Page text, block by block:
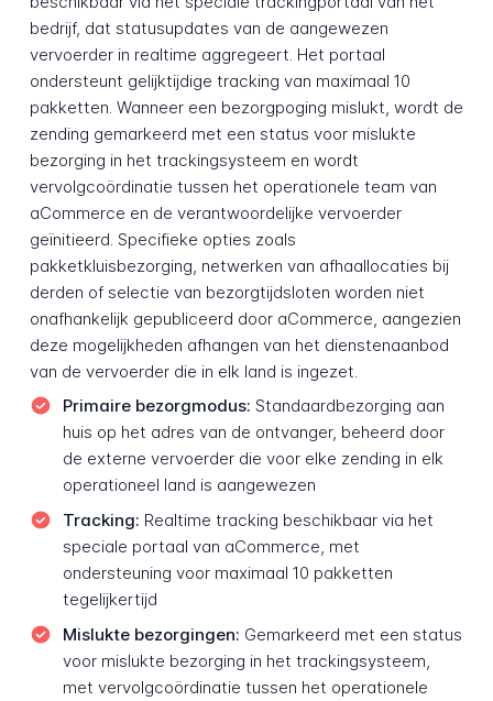
bedrijf, dat statusupdates van de aangewezen
vervoerder in realtime aggregeert. Het portaal
ondersteunt gelijktijdige tracking van maximaal 10
pakketten. Wanneer een bezorgpoging mislukt, wordt de
zending gemarkeerd met een status voor mislukte
bezorging in het trackingsysteem en wordt
vervolgcoördinatie tussen het operationele team van
aCommerce en de verantwoordelijke vervoerder
geïnitieerd. Specifieke opties zoals
pakketkluisbezorging, netwerken van afhaallocaties bij
derden of selectie van bezorgtijdsloten worden niet
onafhankelijk gepubliceerd door aCommerce, aangezien
deze mogelijkheden afhangen van het dienstenaanbod
van de vervoerder die in elk land is ingezet.
Primaire bezorgmodus: Standaardbezorging aan
huis op het adres van de ontvanger, beheerd door
de externe vervoerder die voor elke zending in elk
operationeel land is aangewezen
Tracking: Realtime tracking beschikbaar via het
speciale portaal van aCommerce, met
ondersteuning voor maximaal 10 pakketten
tegelijkertijd
Mislukte bezorgingen: Gemarkeerd met een status
voor mislukte bezorging in het trackingsysteem,
met vervolgcoördinatie tussen het operationele